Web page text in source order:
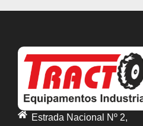
Estrada Nacional Nº 2,